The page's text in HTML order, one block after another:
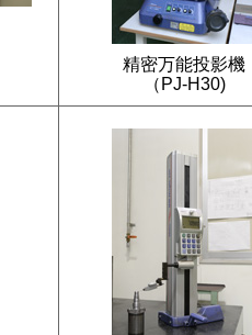
精密万能投影機
（PJ-H30)